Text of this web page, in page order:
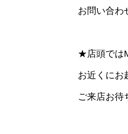
お問い合わ
★店頭では
お近くにお
ご来店お待